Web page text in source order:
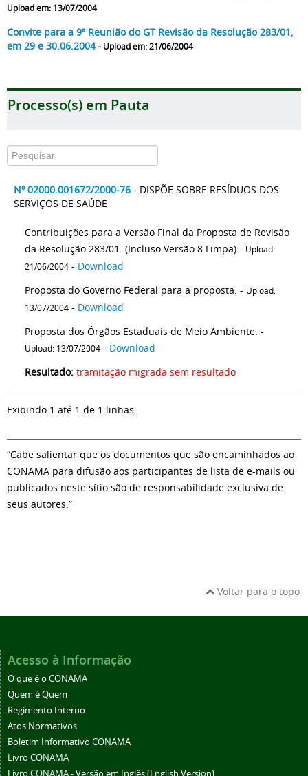
Upload em: 13/07/2004
Convite para a 9ª Reunião do GT Revisão da Resolução 283/01,
em 29 e 30.06.2004 - Upload em: 21/06/2004
Processo(s) em Pauta
Nº 02000.001672/2000-76 - DISPÕE SOBRE RESÍDUOS DOS
SERVIÇOS DE SAÚDE
Contribuições para a Versão Final da Proposta de Revisão
da Resolução 283/01. (Incluso Versão 8 Limpa) - Upload:
21/06/2004 - Download
Proposta do Governo Federal para a proposta. - Upload:
13/07/2004 - Download
Proposta dos Órgãos Estaduais de Meio Ambiente. -
Upload: 13/07/2004 - Download
Resultado: tramitação migrada sem resultado
Exibindo 1 até 1 de 1 linhas
“Cabe salientar que os documentos que são encaminhados ao
CONAMA para difusão aos participantes de lista de e-mails ou
publicados neste sítio são de responsabilidade exclusiva de
seus autores.”
Voltar para o topo
Acesso à Informação
O que é o CONAMA
Quem é Quem
Regimento Interno
Atos Normativos
Boletim Informativo CONAMA
Livro CONAMA
Livro CONAMA - Versão em Inglês (English Version)